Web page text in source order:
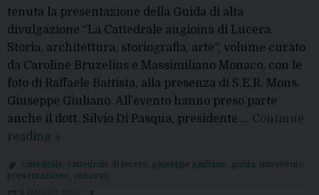
tenuta la presentazione della Guida di alta
divulgazione “La Cattedrale angioina di Lucera.
Storia, architettura, storiografia, arte“, volume curato
da Caroline Bruzelius e Massimiliano Monaco, con le
foto di Raffaele Battista, alla presenza di S.E.R. Mons.
Giuseppe Giuliano. All’evento hanno preso parte
anche il dott. Silvio Di Pasqua, presidente … Continue
reading “La
angioina
»
cattedrale cattedrale di lucera giuseppe giuliano guida intervento
presentazione vescovo